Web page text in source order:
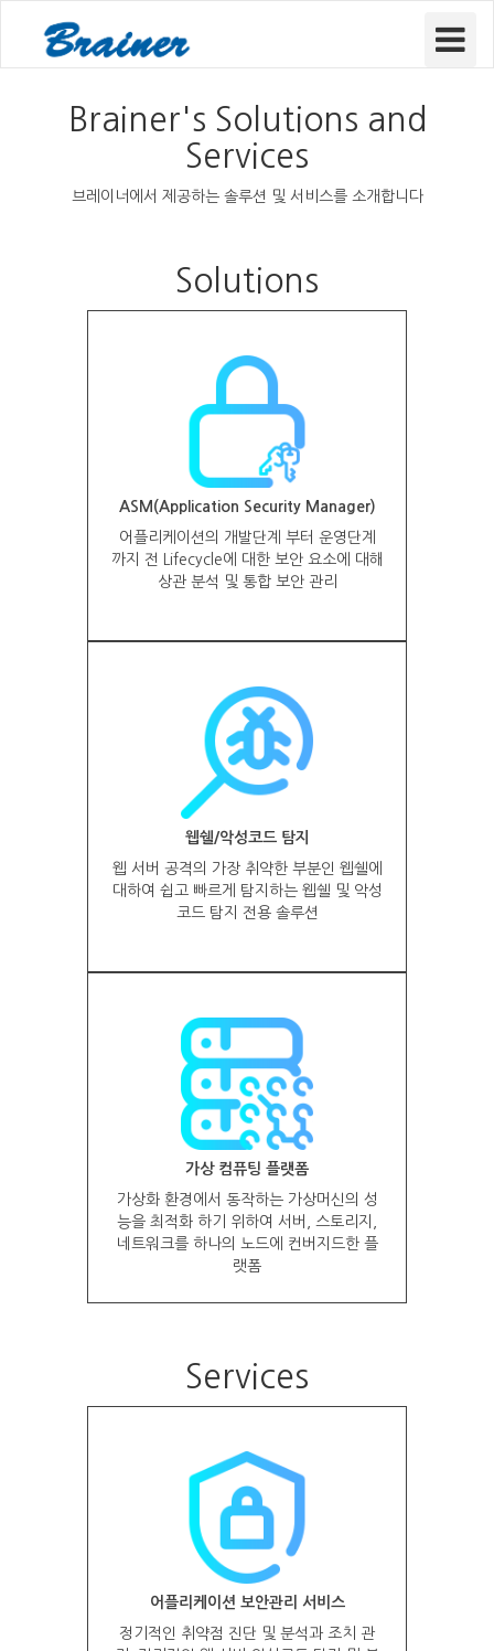
Toggle
Brainer's Solutions and
Services
브레이너에서 제공하는 솔루션 및 서비스를 소개합니다
Solutions
ASM(Application Security Manager)
어플리케이션의 개발단계 부터 운영단계
까지 전 Lifecycle에 대한 보안 요소에 대해
상관 분석 및 통합 보안 관리
웹쉘/악성코드 탐지
웹 서버 공격의 가장 취약한 부분인 웹쉘에
대하여 쉽고 빠르게 탐지하는 웹쉘 및 악성
코드 탐지 전용 솔루션
가상 컴퓨팅 플랫폼
가상화 환경에서 동작하는 가상머신의 성
능을 최적화 하기 위하여 서버, 스토리지,
네트워크를 하나의 노드에 컨버지드한 플
랫폼
Services
어플리케이션 보안관리 서비스
정기적인 취약점 진단 및 분석과 조치 관